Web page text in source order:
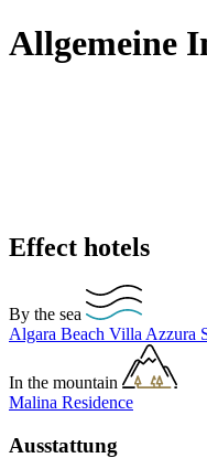
Allgemeine
Effect hotels
By the sea
Algara Beach Villa Azzura
In the mountain
Malina Residence
Ausstattung